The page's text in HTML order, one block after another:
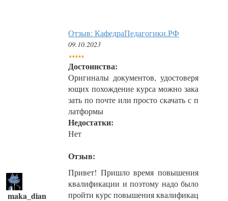
maka_dian
Отзыв: КафедраПедагогики.РФ
09.10.2023
Достоинства:
Оригиналы документов, удостоверя
ющих похождение курса можно зака
зать по почте или просто скачать с п
латформы
Недостатки:
Нет
Отзыв:
Привет! Пришло время повышения
квалификации и поэтому надо было
пройти курс повышения квалификац